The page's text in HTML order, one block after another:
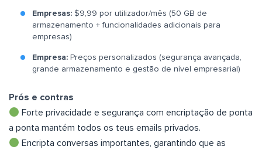
Empresas: $9,99 por utilizador/mês (50 GB de
armazenamento + funcionalidades adicionais para
empresas)
Empresa: Preços personalizados (segurança avançada,
grande armazenamento e gestão de nível empresarial)
Prós e contras
Forte privacidade e segurança com encriptação de ponta
a ponta mantém todos os teus emails privados.
Encripta conversas importantes, garantindo que as